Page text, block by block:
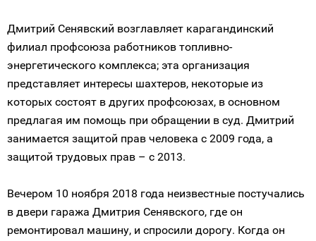
Дмитрий Сенявский возглавляет карагандинский
филиал профсоюза работников топливно-
энергетического комплекса; эта организация
представляет интересы шахтеров, некоторые из
которых состоят в других профсоюзах, в основном
предлагая им помощь при обращении в суд. Дмитрий
занимается защитой прав человека с 2009 года, а
защитой трудовых прав – с 2013.
Вечером 10 ноября 2018 года неизвестные постучались
в двери гаража Дмитрия Сенявского, где он
ремонтировал машину, и спросили дорогу. Когда он